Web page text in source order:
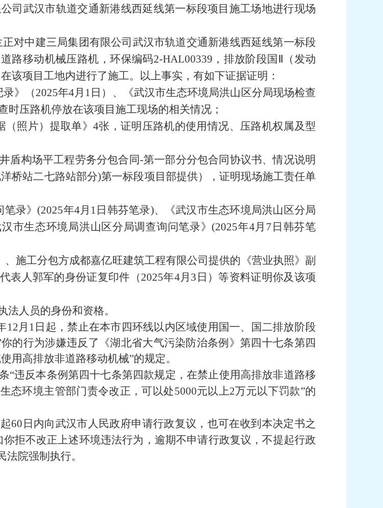
司武汉市轨道交通新港线西延线第一标段项目施工场地进行现场
对中建三局集团有限公司武汉市轨道交通新港线西延线第一标段
路移动机械压路机，环保编码2-HAL00339，排放阶段国Ⅱ（发动
该项目工地内进行了施工。
以上事实，有如下证据证明：
录》（2025年4月1日）、《武汉市生态环境局洪山区分局现场检查
时压路机停放在该项目施工现场的相关情况 ；
照片）提取单》 4张，证明 压路机的使用情况、压路机权属及型
盾构场平工程劳务分包合同-第一部分分包合同协议书、情况说明
桥站二七路站部分)第一标段项目部提供），证明现场施工责任单
录》 (2025年4月1日 韩芬笔录)、《武汉市生态环境局洪山区分局
市生态环境局洪山区分局调查询问笔录》(2025年4月7日 韩芬笔
、施工分包方成都嘉亿旺建筑工程有限公司提供的《营业执照》副
表人郭军的身份证复印件（2025年4月3日）等资料证明你及该项
法人员的身份和资格。
12月1日起，禁止在本市四环线以内区域使用国一、国二排放阶段
的行为涉嫌违反了《湖北省大气污染防治条例》第四十七条第四
用高排放非道路移动机械”的规定。
“违反本条例第四十七条第四款规定，在禁止使用高排放非道路移
态环境主管部门责令改正，可以处5000元以上2万元以下罚款”的
60日内向武汉市人民政府申请行政复议，也可在收到本决定书之
拒不改正上述环境违法行为，逾期不申请行政复议，不提起行政
院强制执行。